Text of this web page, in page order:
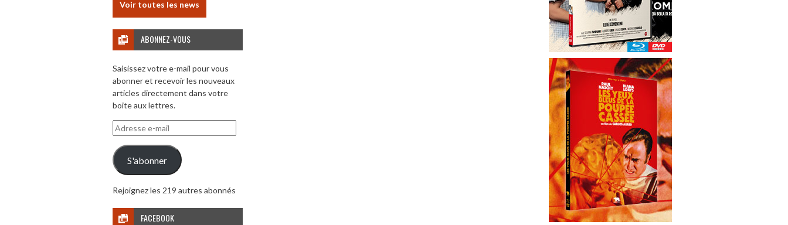
Voir toutes les news
ABONNEZ-VOUS
Saisissez votre e-mail pour vous
abonner et recevoir les nouveaux
articles directement dans votre
boite aux lettres.
Adresse
e-
mail
S'abonner
Rejoignez les 219 autres abonnés
FACEBOOK